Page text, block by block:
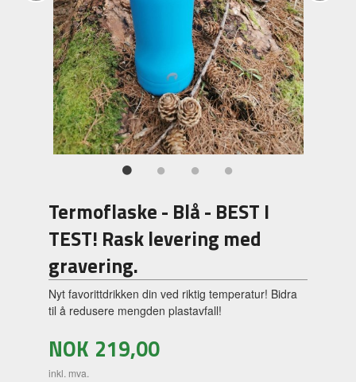
Termoflaske - Blå - BEST I
TEST! Rask levering med
gravering.
Nyt favorittdrikken din ved riktig temperatur! Bidra
til å redusere mengden plastavfall!
NOK 219,00
inkl. mva.